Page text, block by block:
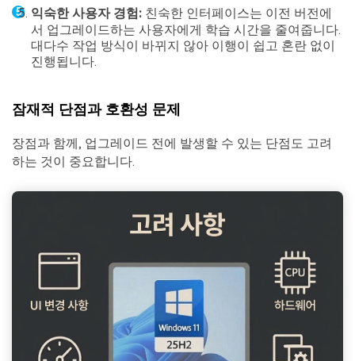
익숙한 사용자 경험: 친숙한 인터페이스는 이전 버전에
서 업그레이드하는 사용자에게 학습 시간을 줄여줍니다.
대다수 작업 방식이 바뀌지 않아 이행이 쉽고 혼란 없이
진행됩니다.
잠재적 단점과 호환성 문제
장점과 함께, 업그레이드 전에 발생할 수 있는 단점도 고려
하는 것이 중요합니다.